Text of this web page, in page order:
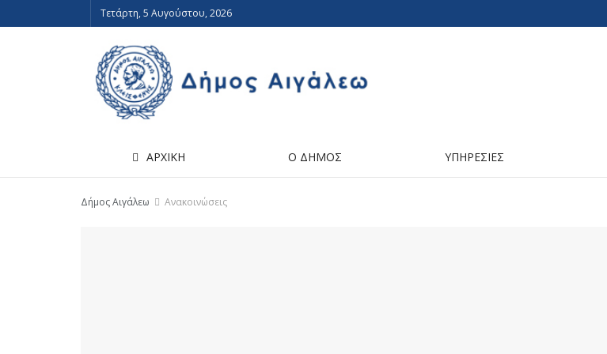
Τετάρτη, 5 Αυγούστου, 2026
ΑΡΧΙΚΗ Ο ΔΗΜΟΣ ΥΠΗΡΕΣΙΕΣ
Δήμος Αιγάλεω Ανακοινώσεις